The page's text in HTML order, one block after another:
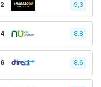
2 9,3
4 8.8
6 8.6